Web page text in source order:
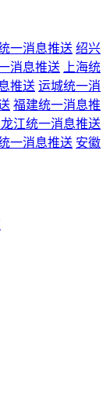
一消息推送 绍兴
消息推送
上海统
推送 运城统一消
福建统一消息推
江统一消息推送
一消息推送 安徽